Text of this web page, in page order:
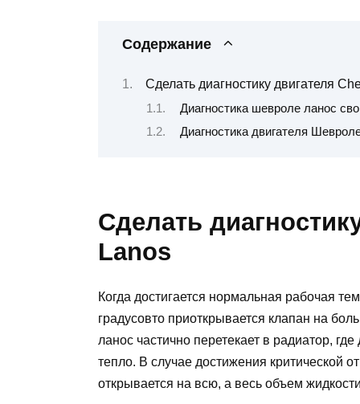
Содержание
Сделать диагностику двигателя
Диагностика шевроле ланос
Диагностика двигателя
Сделать
Lanos
Когда достигается нормальная рабочая
градусовто приоткрывается клапан на
ланос частично перетекает в радиатор,
тепло. В случае достижения критической
открывается на всю, а весь объем